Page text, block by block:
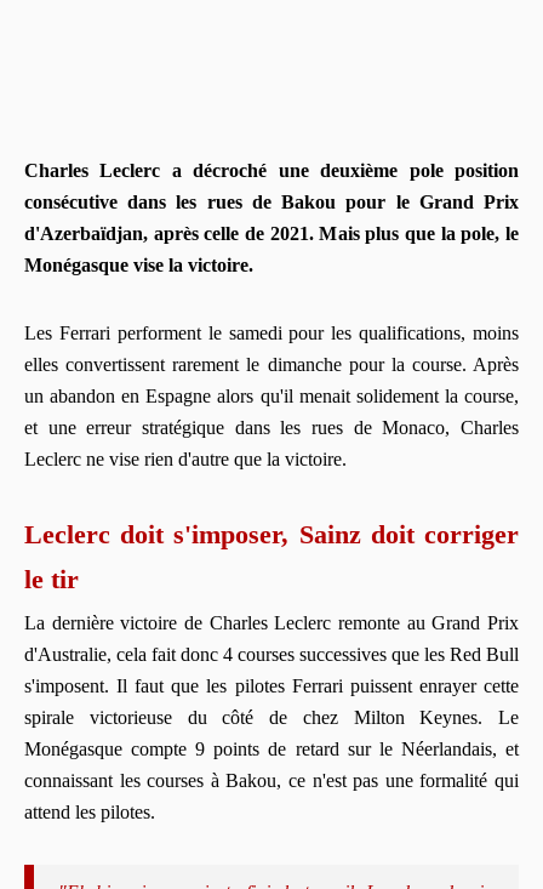
Charles Leclerc a décroché une deuxième pole position
consécutive dans les rues de Bakou pour le Grand Prix
d'Azerbaïdjan, après celle de 2021. Mais plus que la pole, le
Monégasque vise la victoire.
Les Ferrari performent le samedi pour les qualifications, moins
elles convertissent rarement le dimanche pour la course. Après
un abandon en Espagne alors qu'il menait solidement la course,
et une erreur stratégique dans les rues de Monaco, Charles
Leclerc ne vise rien d'autre que la victoire.
Leclerc doit s'imposer, Sainz doit corriger
le tir
La dernière victoire de Charles Leclerc remonte au Grand Prix
d'Australie, cela fait donc 4 courses successives que les Red Bull
s'imposent. Il faut que les pilotes Ferrari puissent enrayer cette
spirale victorieuse du côté de chez Milton Keynes. Le
Monégasque compte 9 points de retard sur le Néerlandais, et
connaissant les courses à Bakou, ce n'est pas une formalité qui
attend les pilotes.